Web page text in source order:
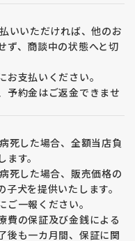
いいただければ、他のお
ず、商談中の状態へと切
支払いください。
予約金はご返金できませ
死した場合、全額当店負
す。
死した場合、販売価格の
犬を提供いたします。
一報ください。
費の保証及び金銭による
後も一カ月間、保証に関